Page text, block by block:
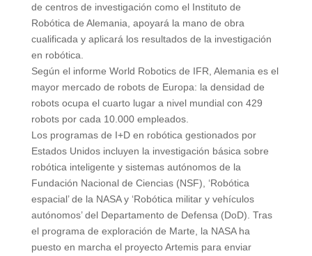
de centros de investigación como el Instituto de
Robótica de Alemania, apoyará la mano de obra
cualificada y aplicará los resultados de la investigación
en robótica.
Según el informe World Robotics de IFR, Alemania es el
mayor mercado de robots de Europa: la densidad de
robots ocupa el cuarto lugar a nivel mundial con 429
robots por cada 10.000 empleados.
Los programas de I+D en robótica gestionados por
Estados Unidos incluyen la investigación básica sobre
robótica inteligente y sistemas autónomos de la
Fundación Nacional de Ciencias (NSF), ‘Robótica
espacial’ de la NASA y ‘Robótica militar y vehículos
autónomos’ del Departamento de Defensa (DoD). Tras
el programa de exploración de Marte, la NASA ha
puesto en marcha el proyecto Artemis para enviar